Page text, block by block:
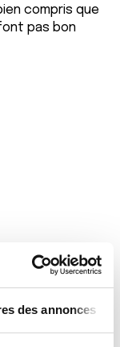
des annonces
compris que
pas bon